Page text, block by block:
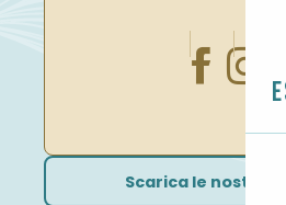
Scarica le nostre